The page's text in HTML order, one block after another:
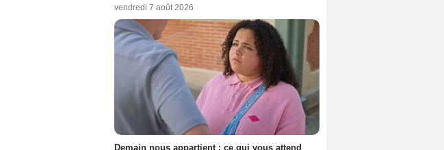
vendredi 7 août 2026
Demain nous appartient : ce qui vous attend